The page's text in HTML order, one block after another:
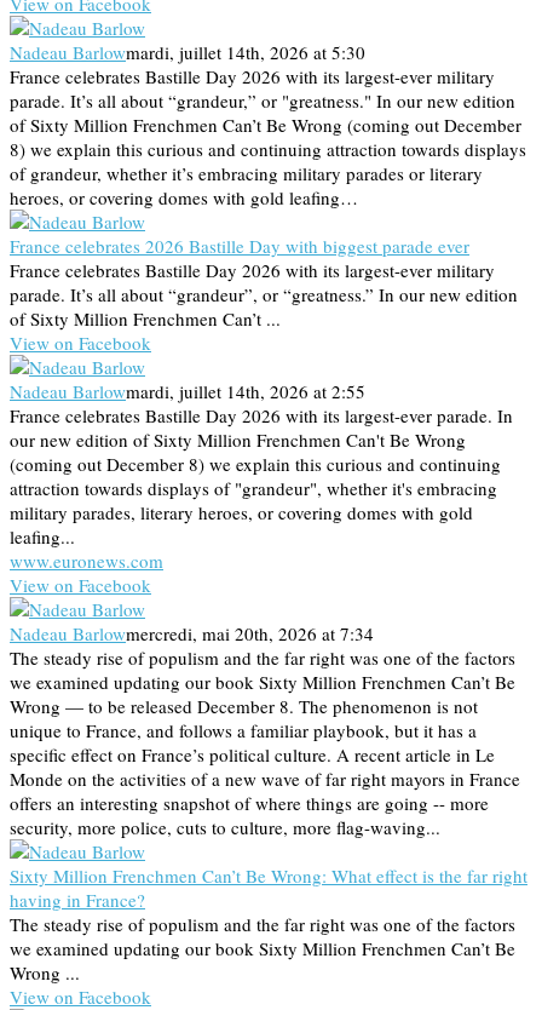
Nadeau Barlowmardi, juillet 14th, 2026 at 5:30
France celebrates Bastille Day 2026 with its largest-ever military
parade. It’s all about “grandeur,” or "greatness." In our new edition
of Sixty Million Frenchmen Can’t Be Wrong (coming out December
8) we explain this curious and continuing attraction towards displays
of grandeur, whether it’s embracing military parades or literary
heroes, or covering domes with gold leafing…
France celebrates 2026 Bastille Day with biggest parade ever
France celebrates Bastille Day 2026 with its largest-ever military
parade. It’s all about “grandeur”, or “greatness.” In our new edition
of Sixty Million Frenchmen Can’t ...
View on Facebook
Nadeau Barlowmardi, juillet 14th, 2026 at 2:55
France celebrates Bastille Day 2026 with its largest-ever parade. In
our new edition of Sixty Million Frenchmen Can't Be Wrong
(coming out December 8) we explain this curious and continuing
attraction towards displays of "grandeur", whether it's embracing
military parades, literary heroes, or covering domes with gold
leafing...
www.euronews.com
View on Facebook
Nadeau Barlowmercredi, mai 20th, 2026 at 7:34
The steady rise of populism and the far right was one of the factors
we examined updating our book Sixty Million Frenchmen Can’t Be
Wrong — to be released December 8. The phenomenon is not
unique to France, and follows a familiar playbook, but it has a
specific effect on France’s political culture. A recent article in Le
Monde on the activities of a new wave of far right mayors in France
offers an interesting snapshot of where things are going -- more
security, more police, cuts to culture, more flag-waving...
Sixty Million Frenchmen Can’t Be Wrong: What effect is the far right
having in France?
The steady rise of populism and the far right was one of the factors
we examined updating our book Sixty Million Frenchmen Can’t Be
Wrong ...
View on Facebook